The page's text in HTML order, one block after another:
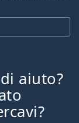
aiuto?